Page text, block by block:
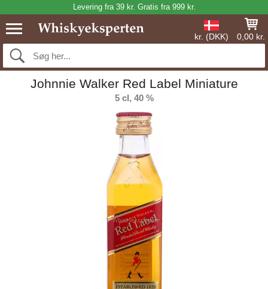
Levering fra 39 kr. Gratis fra 999 kr.
kr. (DKK) 0,00 kr.
Johnnie Walker Red Label Miniature
5 cl, 40 %